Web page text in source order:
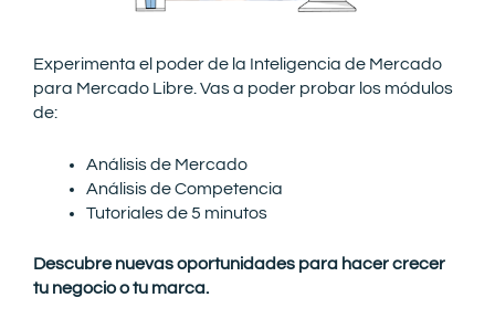
Experimenta el poder de la Inteligencia de Mercado
para Mercado Libre. Vas a poder probar los módulos
de:
Análisis de Mercado
Análisis de Competencia
Tutoriales de 5 minutos
Descubre nuevas oportunidades para hacer crecer
tu negocio o tu marca.